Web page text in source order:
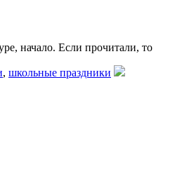
начало. Если прочитали, то
, школьные праздники